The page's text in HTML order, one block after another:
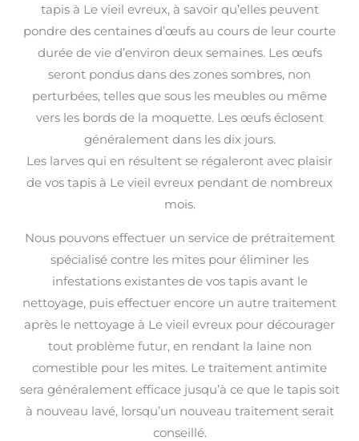
tapis à Le vieil evreux, à savoir qu’elles peuvent
pondre des centaines d’œufs au cours de leur courte
durée de vie d’environ deux semaines. Les œufs
seront pondus dans des zones sombres, non
perturbées, telles que sous les meubles ou même
vers les bords de la moquette. Les œufs éclosent
généralement dans les dix jours.
Les larves qui en résultent se régaleront avec plaisir
de vos tapis à Le vieil evreux pendant de nombreux
mois.
Nous pouvons effectuer un service de prétraitement
spécialisé contre les mites pour éliminer les
infestations existantes de vos tapis avant le
nettoyage, puis effectuer encore un autre traitement
après le nettoyage à Le vieil evreux pour décourager
tout problème futur, en rendant la laine non
comestible pour les mites. Le traitement antimite
sera généralement efficace jusqu’à ce que le tapis soit
à nouveau lavé, lorsqu’un nouveau traitement serait
conseillé.